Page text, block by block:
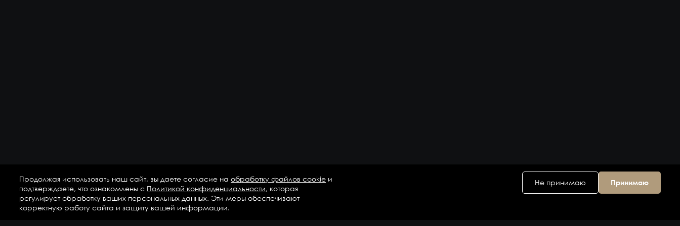
Продолжая использовать наш сайт, вы даете согласие на обработку файлов cookie и
подтверждаете, что ознакомлены с Политикой конфиденциальности, которая
регулирует обработку ваших персональных данных. Эти меры обеспечивают
корректную работу сайта и защиту вашей информации.
Не принимаю Принимаю